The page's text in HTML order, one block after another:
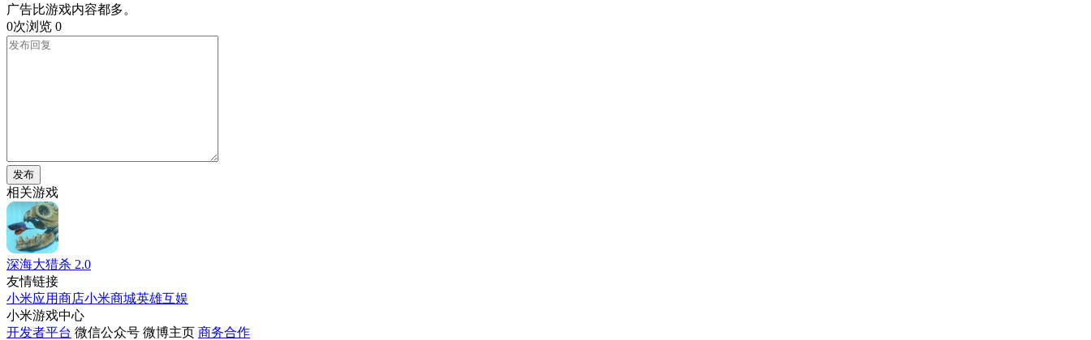
广告比游戏内容都多。
0次浏览 0
发布
相关游戏
深海大猎杀 2.0
友情链接
小米应用商店小米商城英雄互娱
小米游戏中心
开发者平台 微信公众号 微博主页 商务合作